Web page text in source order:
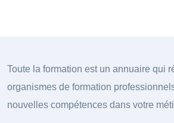
Toute la formation est un annuaire qui
organismes de formation
nouvelles compétences dans votre